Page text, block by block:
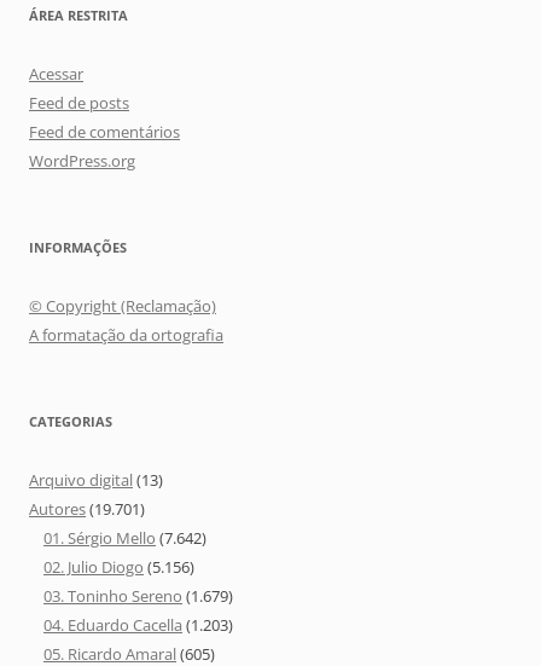
ÁREA RESTRITA
Acessar
Feed de posts
Feed de comentários
WordPress.org
INFORMAÇÕES
© Copyright (Reclamação)
A formatação da ortografia
CATEGORIAS
Arquivo digital(13)
Autores(19.701)
01. Sérgio Mello (7.642)
02. Julio Diogo (5.156)
03. Toninho Sereno (1.679)
04. Eduardo Cacella (1.203)
05. Ricardo Amaral(605)